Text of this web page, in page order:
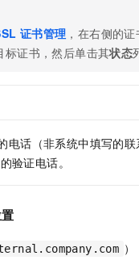
证书管理 ，在右侧的
标证书，然后单击其状态
电话（非系统中填写的
的验证电话。